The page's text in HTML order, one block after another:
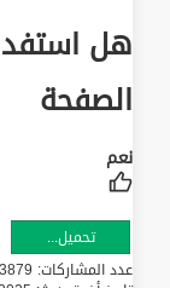
هل
الصفحة
تحميل...
عدد المشاركات: 13879 مشاركة (30%) أعجبهم المحتوى